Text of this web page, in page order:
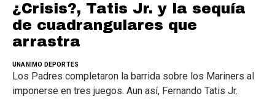
¿Crisis?, Tatis Jr. y la sequía
de cuadrangulares que
arrastra
UNANIMO DEPORTES
Los Padres completaron la barrida sobre los Mariners al
imponerse en tres juegos. Aun así, Fernando Tatis Jr.